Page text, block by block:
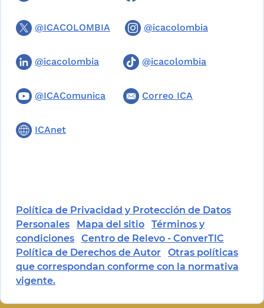
@ICACOLOMBIA @icacolombia
@icacolombia @icacolombia
@ICAComunica Correo ICA
ICAnet
Política de Privacidad y Protección de Datos
Personales
Mapa del sitio
Términos y
condiciones
Centro de Relevo - ConverTIC
Política de Derechos de Autor
Otras políticas
que correspondan conforme con la normativa
vigente.